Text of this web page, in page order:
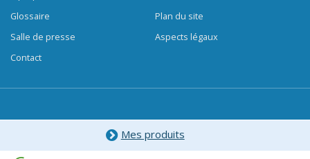
Glossaire
Salle de presse
Contact
Plan du site
Aspects légaux
Mes produits